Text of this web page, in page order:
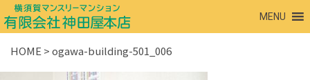
MENU
HOME >ogawa-building-501_006